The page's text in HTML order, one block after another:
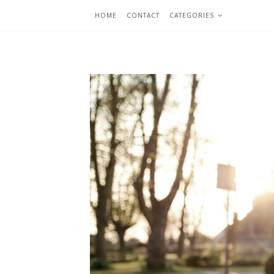
HOME CONTACT CATEGORIES